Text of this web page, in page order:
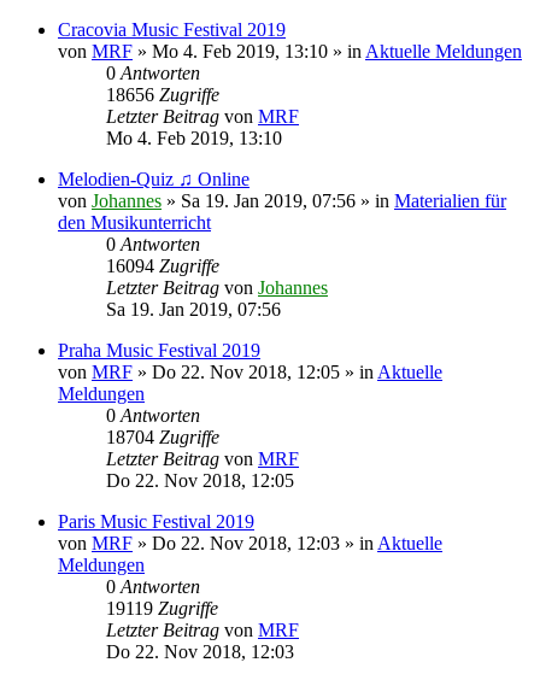
Cracovia Music Festival 2019
von MRF » Mo 4. Feb 2019, 13:10 » in Aktuelle Meldungen
0 Antworten
18656 Zugriffe
Letzter Beitrag von MRF
Mo 4. Feb 2019, 13:10
Melodien-Quiz ♫ Online
von Johannes » Sa 19. Jan 2019, 07:56 » in Materialien für
den Musikunterricht
0 Antworten
16094 Zugriffe
Letzter Beitrag von Johannes
Sa 19. Jan 2019, 07:56
Praha Music Festival 2019
von MRF » Do 22. Nov 2018, 12:05 » in Aktuelle
Meldungen
0 Antworten
18704 Zugriffe
Letzter Beitrag von MRF
Do 22. Nov 2018, 12:05
Paris Music Festival 2019
von MRF » Do 22. Nov 2018, 12:03 » in Aktuelle
Meldungen
0 Antworten
19119 Zugriffe
Letzter Beitrag von MRF
Do 22. Nov 2018, 12:03